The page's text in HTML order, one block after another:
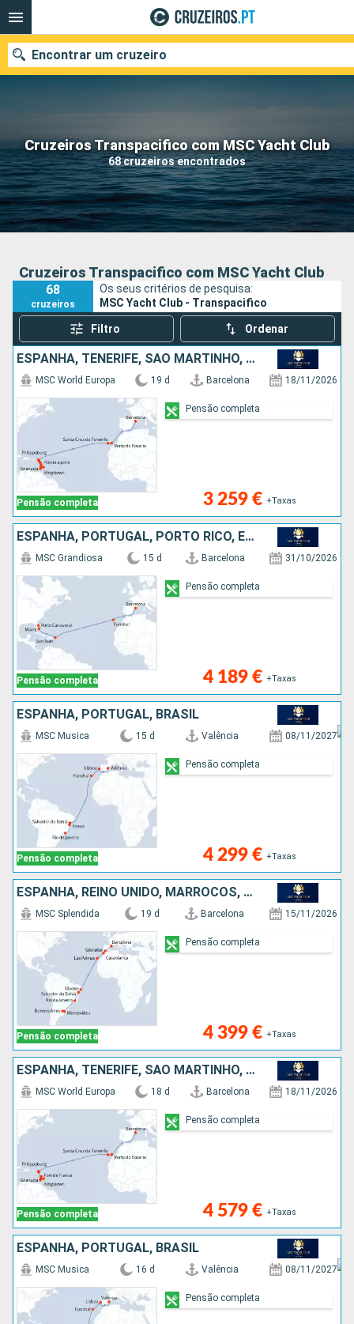
Cruzeiros Transpacifico com MSC Yacht Club
68 cruzeiros encontrados
Encontrar um cruzeiro
Quando ir?
Data de partida
Portos Companhias
Cruzeiros Transpacifico com MSC Yacht Club
68
cruzeiros
Os seus critérios de pesquisa:
MSC Yacht Club - Transpacifico
Filtro Ordenar
ESPANHA, TENERIFE, SÃO MARTINHO, ST VINCENT E GRENADINES, BARBADOS, GRENADA, MARTINICA, GUADALUPE
Pensão completa
MSC World Europa 19 d Barcelona 18/11/2026
3 259 € +Taxas
Pensão completa
ESPANHA, PORTUGAL, PORTO RICO, ESTADOS UNIDOS
Pensão completa
MSC Grandiosa 15 d Barcelona 31/10/2026
4 189 € +Taxas
Pensão completa
ESPANHA, PORTUGAL, BRASIL
Pensão completa
MSC Musica 15 d Valência 08/11/2027
4 299 € +Taxas
Pensão completa
ESPANHA, REINO UNIDO, MARROCOS, BRASIL, URUGUAI, ARGENTINA
Pensão completa
MSC Splendida 19 d Barcelona 15/11/2026
4 399 € +Taxas
Pensão completa
ESPANHA, TENERIFE, SÃO MARTINHO, ST VINCENT E GRENADINES, BARBADOS, GRENADA, MARTINICA
Pensão completa
MSC World Europa 18 d Barcelona 18/11/2026
4 579 € +Taxas
Pensão completa
ESPANHA, PORTUGAL, BRASIL
MSC Musica 16 d Valência 08/11/2027
Pensão completa